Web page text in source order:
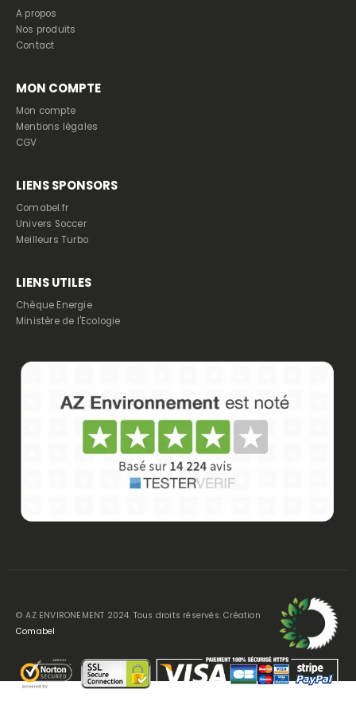
A propos
Nos produits
Contact
MON COMPTE
Mon compte
Mentions légales
CGV
LIENS SPONSORS
Comabel.fr
Univers Soccer
Meilleurs Turbo
LIENS UTILES
Chèque Energie
Ministère de l'Ecologie
© AZ ENVIRONEMENT 2024. Tous droits réservés. Création
Comabel